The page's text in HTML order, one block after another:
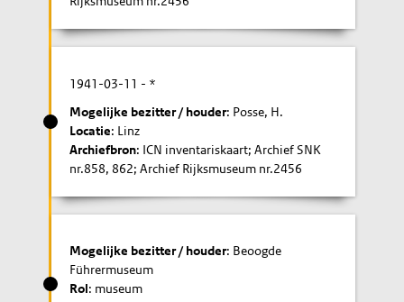
1941-03-11 - *
Mogelijke bezitter / houder: Posse, H.
Locatie: Linz
Archiefbron: ICN inventariskaart; Archief SNK
nr.858, 862; Archief Rijksmuseum nr.2456
Mogelijke bezitter / houder: Beoogde
Führermuseum
Rol: museum